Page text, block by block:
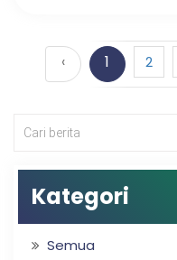
‹ 1 2
Kategori
Semua